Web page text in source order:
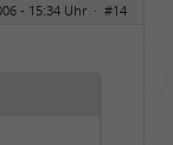
- 15:34 Uhr · #14